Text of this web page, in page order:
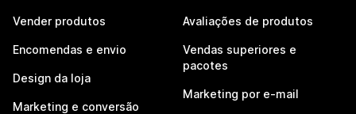
Vender produtos
Encomendas e envio
Design da loja
Marketing e conversão
Avaliações de produtos
Vendas superiores e
pacotes
Marketing por e-mail